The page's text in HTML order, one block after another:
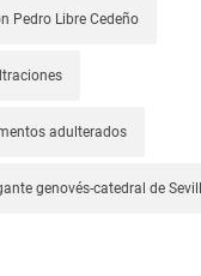
Pedro Libre Cedeño
adulterados
genovés-catedral de